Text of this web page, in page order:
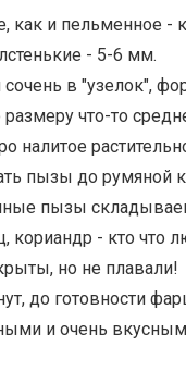
как и пельменное
- 5-6 мм.
в "узелок",
что-то
налитое
пызы до румяной
пызы
- кто что
но не плавали!
до готовности
и очень